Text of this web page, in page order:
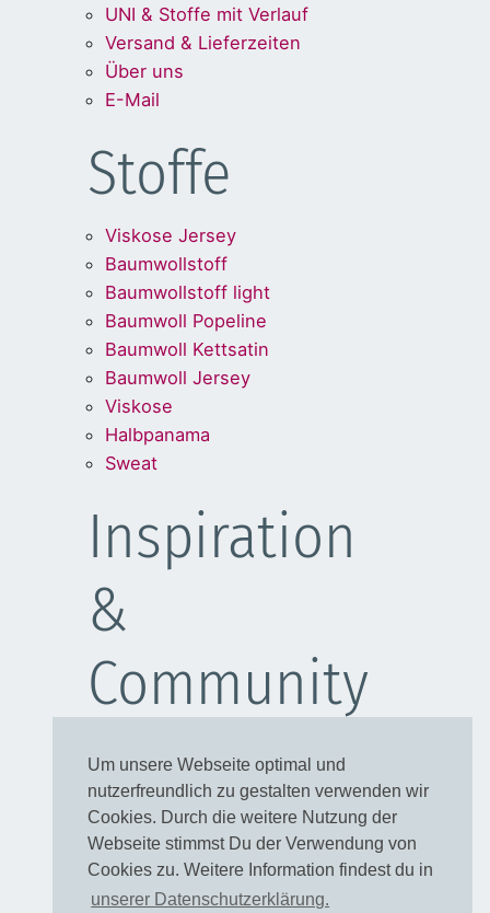
Um unsere Webseite optimal und
nutzerfreundlich zu gestalten verwenden wir
Cookies. Durch die weitere Nutzung der
Webseite stimmst Du der Verwendung von
Cookies zu. Weitere Information findest du in
unserer Datenschutzerklärung.
UNI & Stoffe mit Verlauf
Versand & Lieferzeiten
Über uns
E-Mail
Stoffe
Viskose Jersey
Baumwollstoff
Baumwollstoff light
Baumwoll Popeline
Baumwoll Kettsatin
Baumwoll Jersey
Viskose
Halbpanama
Sweat
Inspiration
&
Community
Kleider
Blusen
Taschen